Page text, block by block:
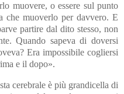
muovere, o essere sul punto
che muoverlo per davvero. E
partire dal dito stesso, non
Quando sapeva di doversi
Era impossibile cogliersi
e il dopo».
cerebrale è più grandicella di